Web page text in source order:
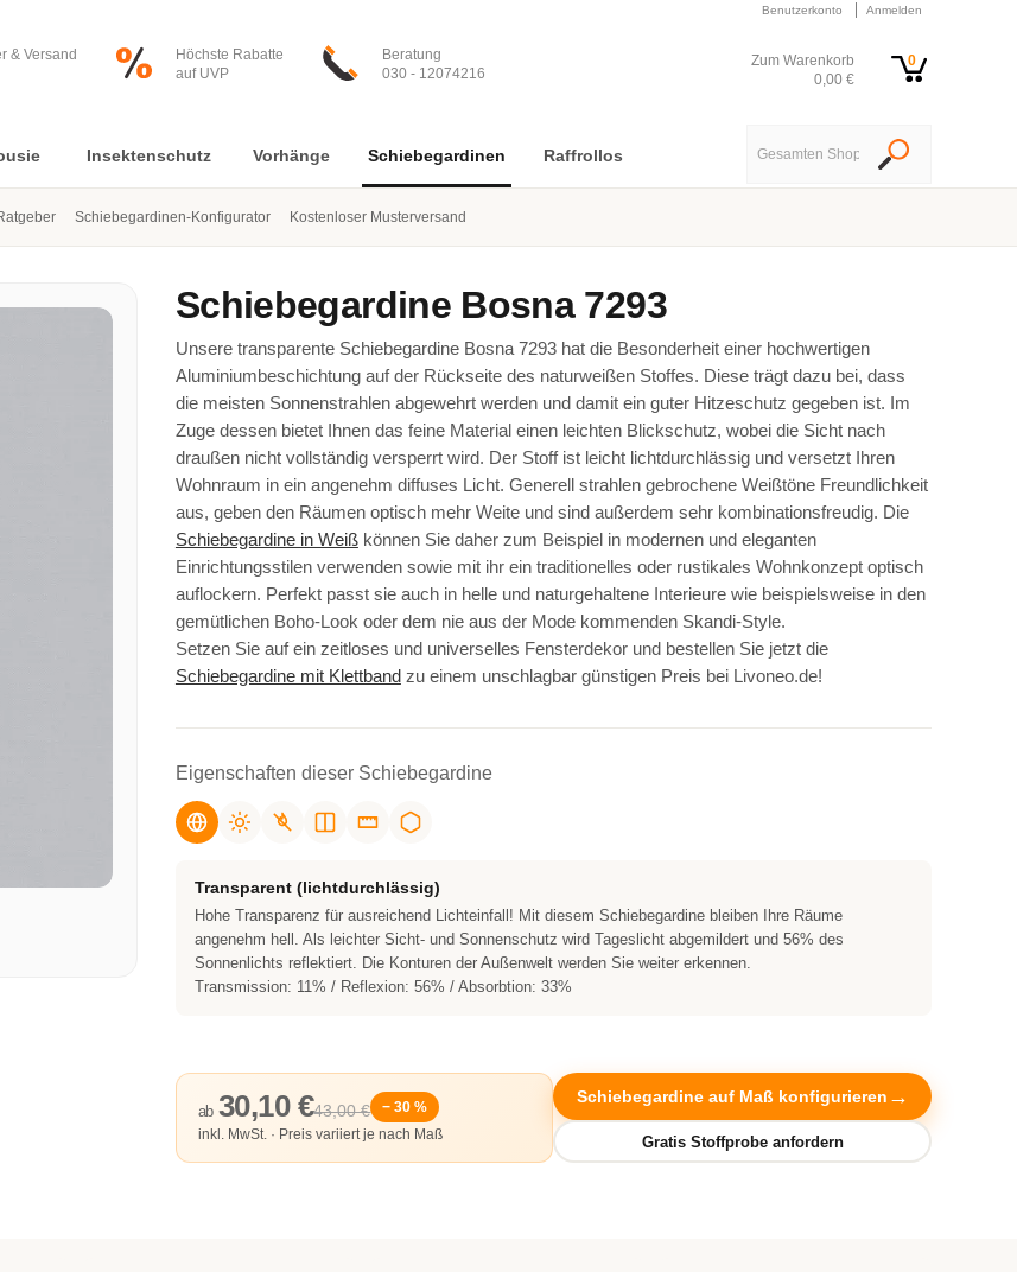
Benutzerkonto Anmelden
& Versand
Höchste Rabatte
auf UVP
Beratung
030 - 12074216
Zum Warenkorb
0,00 €
0
Insektenschutz Vorhänge Schiebegardinen
Schiebegardinen-Konfigurator Kostenloser Musterversand
Raffrollos
Schiebegardine Bosna 7293
Unsere transparente Schiebegardine Bosna 7293 hat die Besonderheit einer hochwertigen
Aluminiumbeschichtung auf der Rückseite des naturweißen Stoffes. Diese trägt dazu bei, dass
die meisten Sonnenstrahlen abgewehrt werden und damit ein guter Hitzeschutz gegeben ist. Im
Zuge dessen bietet Ihnen das feine Material einen leichten Blickschutz, wobei die Sicht nach
draußen nicht vollständig versperrt wird. Der Stoff ist leicht lichtdurchlässig und versetzt Ihren
Wohnraum in ein angenehm diffuses Licht. Generell strahlen gebrochene Weißtöne Freundlichkeit
aus, geben den Räumen optisch mehr Weite und sind außerdem sehr kombinationsfreudig. Die
Schiebegardine in Weißkönnen Sie daher zum Beispiel in modernen und eleganten
Einrichtungsstilen verwenden sowie mit ihr ein traditionelles oder rustikales Wohnkonzept optisch
auflockern. Perfekt passt sie auch in helle und naturgehaltene Interieure wie beispielsweise in den
gemütlichen Boho-Look oder dem nie aus der Mode kommenden Skandi-Style.
Setzen Sie auf ein zeitloses und universelles Fensterdekor und bestellen Sie jetzt die
Schiebegardine mit Klettbandzu einem unschlagbar günstigen Preis bei Livoneo.de!
Eigenschaften dieser Schiebegardine
Transparent (lichtdurchlässig)
Hohe Transparenz für ausreichend Lichteinfall! Mit diesem Schiebegardine bleiben Ihre Räume
angenehm hell. Als leichter Sicht- und Sonnenschutz wird Tageslicht abgemildert und 56% des
Sonnenlichts reflektiert. Die Konturen der Außenwelt werden Sie weiter erkennen.
Transmission: 11% / Reflexion: 56% / Absorbtion: 33%
43,00 €
ab 30,10 €
− 30 %
inkl. MwSt. · Preis variiert je nach Maß
Schiebegardine auf Maß konfigurieren